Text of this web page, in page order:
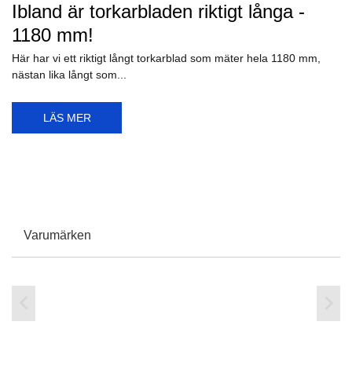
Vi kör tillfälligt en röd packtejp för att göra reklam för produkten
Dörrglans, därför...
LÄS MER
1180 mm!